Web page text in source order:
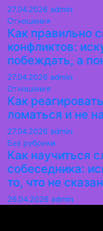
27.04.2026 admin
Отношения
Как правильно
конфликтов:
побеждать, а
27.04.2026 admin
Отношения
Как
ломаться и не
27.04.2026 admin
Без рубрики
Как научиться
собеседника:
то, что не
26.04.2026 admin